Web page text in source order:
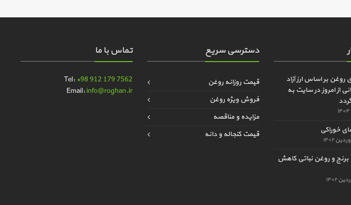
روغن بر اساس ارز آزاد
از امروز در سایت به
خوراکی
و روغن نباتی کاهش
دسترسی سریع
قیمت روزانه روغن
فروش ویژه روغن
مزایده و مناقصه
قیمت کنجاله و دانه
تماس با ما
Tel: +98 912 179 7562
Email:info@roghan.ir